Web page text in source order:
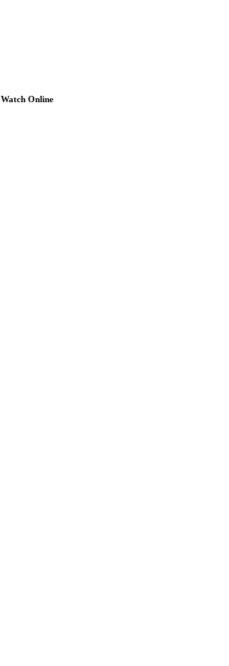
Watch Online